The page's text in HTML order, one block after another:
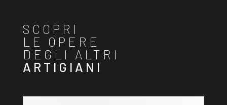
SCOPRI
LE OPERE
DEGLI ALTRI
ARTIGIANI